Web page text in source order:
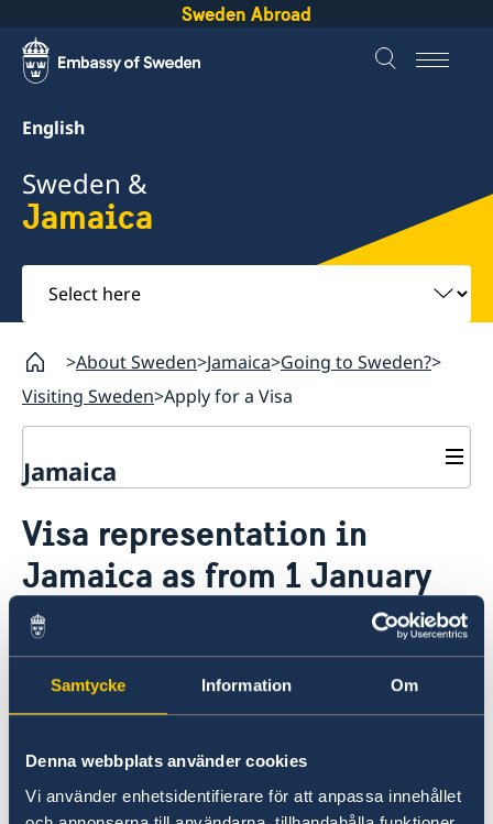
Samtycke Information Om
Denna webbplats använder cookies
Vi använder enhetsidentifierare för att anpassa innehållet
Sweden Abroad
English
Sweden &
Jamaica
Select
here
About Sweden Jamaica Going to Sweden?
Visiting Sweden Apply for a Visa
Jamaica
Visiting Sweden
Apply for a Visa
Moving to someone in Sweden
Working in Sweden
Visa representation in
Jamaica as from 1 January
2018
Citizens of Jamaica need to apply for a
Schengen visa before entering the Swedish
As from 1 January 2018, the Embassy of